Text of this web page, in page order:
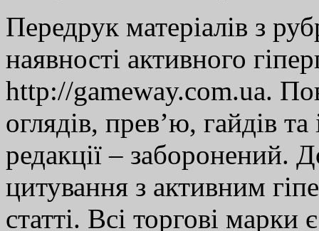
Передрук матеріалів з
наявності активного
http://gameway.com.ua.
оглядів, прев’ю, гайдів
редакції – заборонений.
цитування з активним
статті. Всі торгові марки